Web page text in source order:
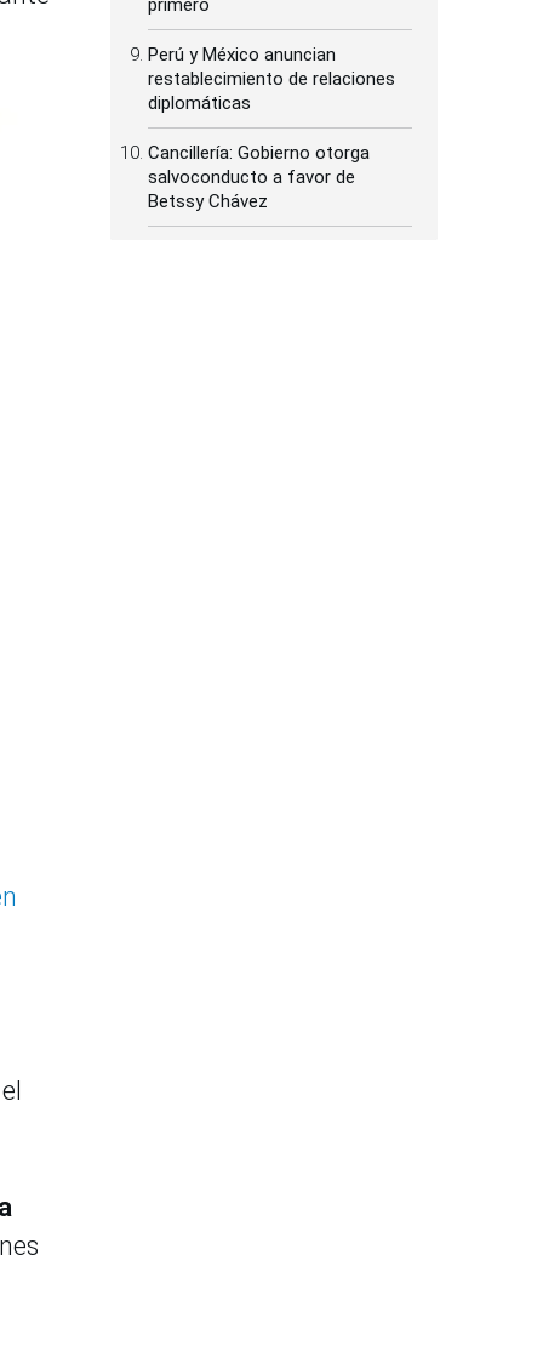
primero
Perú y México anuncian
restablecimiento de relaciones
diplomáticas
Cancillería: Gobierno otorga
salvoconducto a favor de
Betssy Chávez